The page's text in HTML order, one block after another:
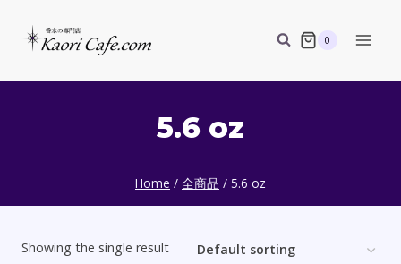
0
5.6 oz
Home / 全商品 / 5.6 oz
Showing the single result